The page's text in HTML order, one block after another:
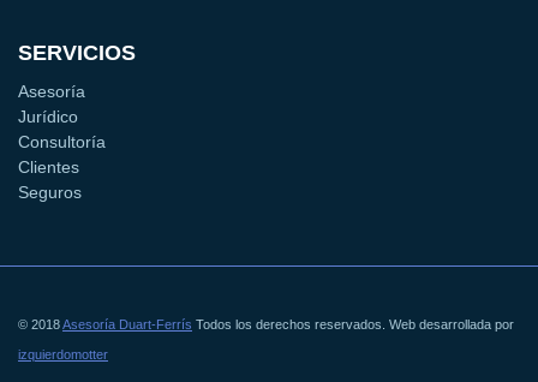
SERVICIOS
Asesoría
Jurídico
Consultoría
Clientes
Seguros
© 2018Asesoría Duart-Ferrís Todos los derechos reservados. Web desarrollada por
izquierdomotter